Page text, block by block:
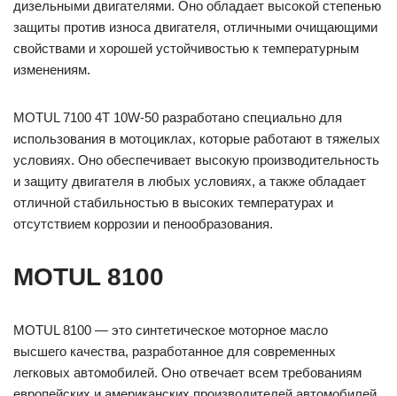
дизельными двигателями. Оно обладает высокой степенью
защиты против износа двигателя, отличными очищающими
свойствами и хорошей устойчивостью к температурным
изменениям.
MOTUL 7100 4T 10W-50 разработано специально для
использования в мотоциклах, которые работают в тяжелых
условиях. Оно обеспечивает высокую производительность
и защиту двигателя в любых условиях, а также обладает
отличной стабильностью в высоких температурах и
отсутствием коррозии и пенообразования.
MOTUL 8100
MOTUL 8100 — это синтетическое моторное масло
высшего качества, разработанное для современных
легковых автомобилей. Оно отвечает всем требованиям